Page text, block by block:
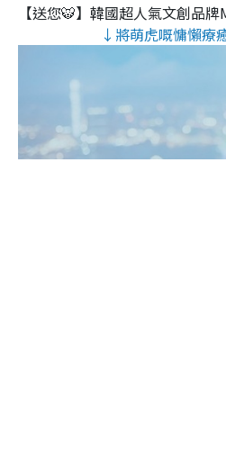
【送您🐯】韓國超人氣文創品
↓將萌虎嘅慵懶療